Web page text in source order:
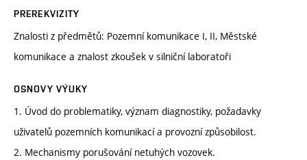
PREREKVIZITY
Znalosti z předmětů: Pozemní komunikace I, II, Městské
komunikace a znalost zkoušek v silniční laboratoři
OSNOVY VÝUKY
1. Úvod do problematiky, význam diagnostiky, požadavky
uživatelů pozemních komunikací a provozní způsobilost.
2. Mechanismy porušování netuhých vozovek.